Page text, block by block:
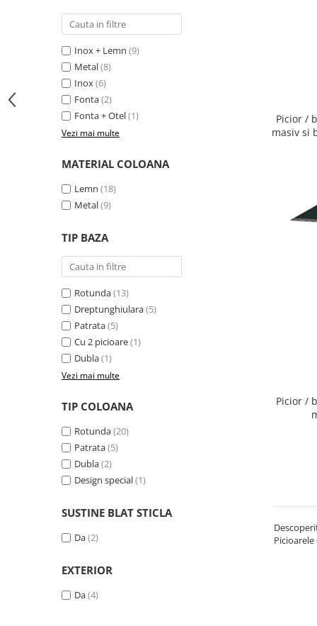
Vitrina bar / retrobar
Blaturi de masa
Blaturi din PAL
Blaturi din MDF
Blaturi din metal
Blaturi din Topalit
Blaturi din HPL Compact
Blaturi din piatra naturala si
Scaun laborator
Scaune de lucru
Inox + Lemn (9)
Metal(8)
Inox(6)
Fonta(2)
Fonta + Otel(1)
Vezi mai multe
MATERIAL COLOANA
Lemn (18)
Metal(9)
TIP BAZA
Rotunda(13)
Dreptunghiulara(5)
Patrata(5)
Cu 2 picioare(1)
Dubla(1)
Vezi mai multe
TIP COLOANA
Rotunda(20)
Patrata(5)
Dubla(2)
Design special(1)
SUSTINE BLAT STICLA
Da(2)
EXTERIOR
Da(4)
Picior /
masiv si
Picior /